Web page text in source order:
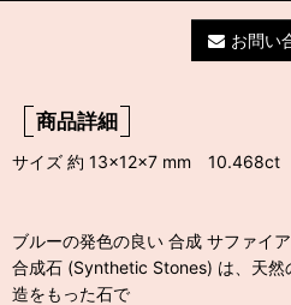
お問い
商品詳細
サイズ 約 13×12×7 mm 10.468ct
ブルーの発色の良い 合成 サファイア
合成石 (Synthetic Stones) は、天然
造をもった石で